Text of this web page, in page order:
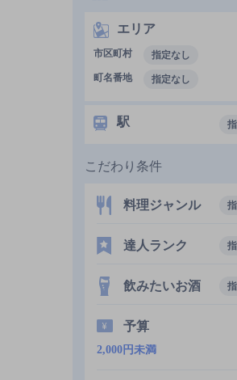
エリア
市区町村
指定なし
町名番地
指定なし
駅
こだわり条件
料理ジャンル
達人ランク
飲みたいお酒
予算
2,000円未満